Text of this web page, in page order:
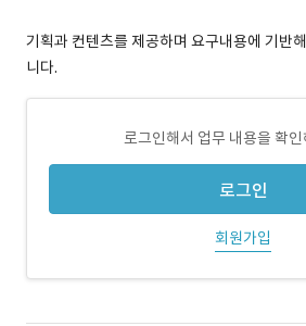
기획과 컨텐츠를 제공하며 요구내용에 기반
니다.
로그인해서 업무 내용을 확
로그인
회원가입